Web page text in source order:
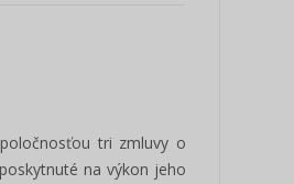
tri zmluvy o
na výkon jeho